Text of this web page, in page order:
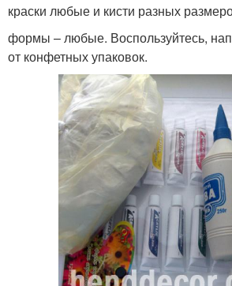
краски любые и кисти разных
формы – любые. Воспользуйтесь,
от конфетных упаковок.